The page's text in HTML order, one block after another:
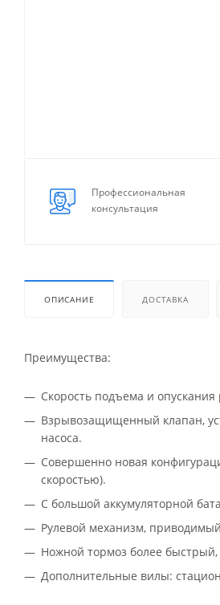
Профессиональная
консультация
ОПИСАНИЕ ДОСТАВКА
Преимущества:
Скорость подъема и
Взрывозащищенный клапан,
насоса.
Совершенно новая
скоростью).
С большой аккумуляторной
Рулевой механизм,
Ножной тормоз более
Дополнительные вилы: